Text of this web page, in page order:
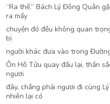
“Ra thế.” Bách Lý Đông Quân
ra mấy
chuyện đó đều không quan
bị
người khác đưa vào trong
Ôn Hồ Tửu quay đầu lại, thần
ngươi
đây, chẳng phải ngươi đi cùng
nhiên lại có